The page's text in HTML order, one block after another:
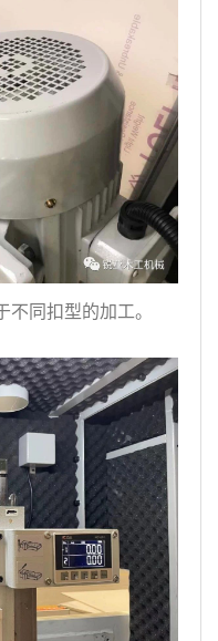
同扣型的加工。